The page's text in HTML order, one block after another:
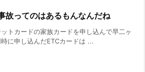
故ってのはあるもんなんだね
トカードの家族カードを申し込んで早二ヶ
時に申し込んだETCカードは ...